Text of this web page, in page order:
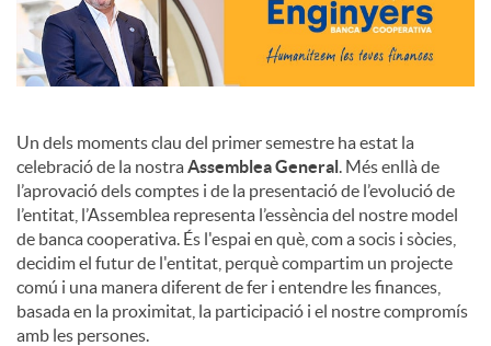
Un dels moments clau del primer semestre ha estat la
celebració de la nostra Assemblea General . Més enllà de
l’aprovació dels comptes i de la presentació de l’evolució de
l’entitat, l’Assemblea representa l’essència del nostre model
de banca cooperativa. És l'espai en què, com a socis i sòcies,
decidim el futur de l'entitat, perquè compartim un projecte
comú i una manera diferent de fer i entendre les finances,
basada en la proximitat, la participació i el nostre compromís
amb les persones.